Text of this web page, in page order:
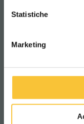
Statistiche
Marketing